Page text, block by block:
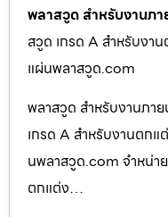
พลาสวูด สำหรับงานภ
สวูด เกรด A สำหรับงา
แผ่นพลาสวูด.com
พลาสวูด สำหรับงานภา
เกรด A สำหรับงานตกแ
นพลาสวูด.com จำหน่า
ตกแต่ง…